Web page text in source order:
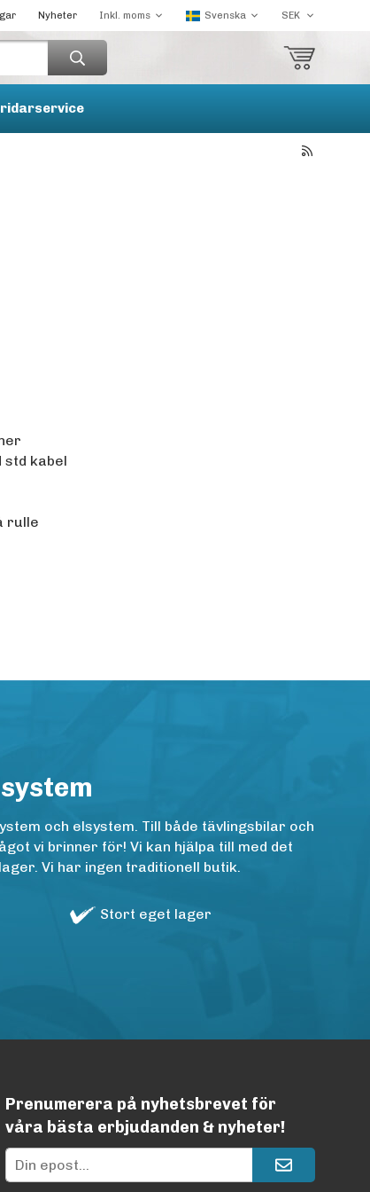
Nyheter
std kabel
rulle
och elsystem. Till både tävlingsbilar och
vi brinner för! Vi kan hjälpa till med det
Vi har ingen traditionell butik.
Stort eget lager
Prenumerera på nyhetsbrevet för
våra bästa erbjudanden & nyheter!